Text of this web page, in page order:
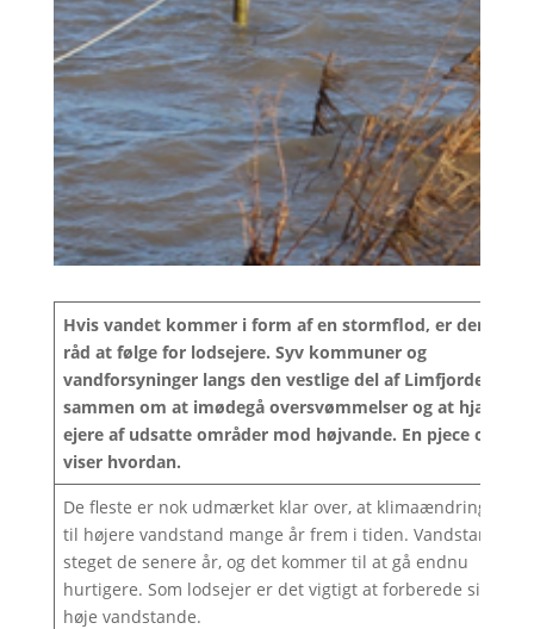
Hvis vandet kommer i form af en stormflod, er der gode
råd at følge for lodsejere. Syv kommuner og
vandforsyninger langs den vestlige del af Limfjorden går
sammen om at imødegå oversvømmelser og at hjælpe
ejere af udsatte områder mod højvande. En pjece og film
viser hvordan.
De fleste er nok udmærket klar over, at klimaændringer
til højere vandstand mange år frem i tiden. Vandstanden
steget de senere år, og det kommer til at gå endnu
hurtigere. Som lodsejer er det vigtigt at forberede sig på
høje vandstande.